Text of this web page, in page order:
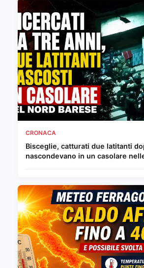
CRONACA
Bisceglie, catturati due latitanti
nascondevano in un casolare